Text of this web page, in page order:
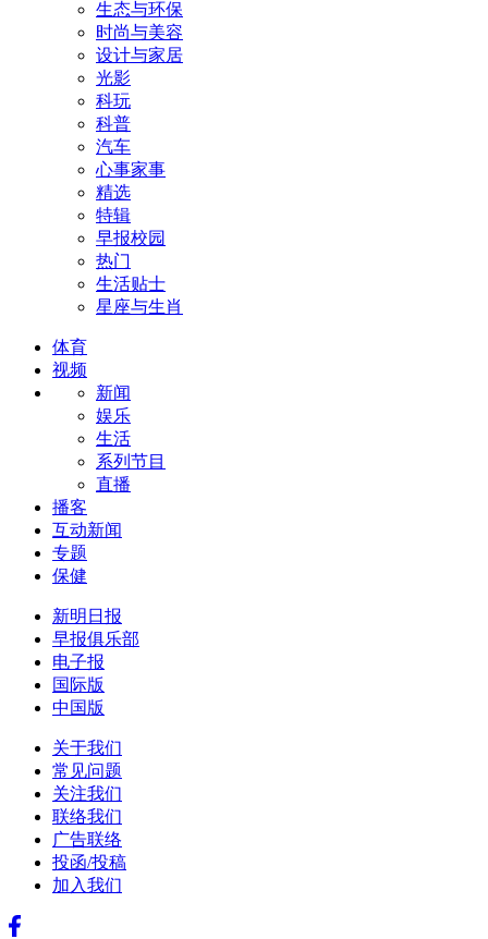
生态与环保
时尚与美容
设计与家居
光影
科玩
科普
汽车
心事家事
精选
特辑
早报校园
热门
生活贴士
星座与生肖
体育
视频
新闻
娱乐
生活
系列节目
直播
播客
互动新闻
专题
保健
新明日报
早报俱乐部
电子报
国际版
中国版
关于我们
常见问题
关注我们
联络我们
广告联络
投函/投稿
加入我们